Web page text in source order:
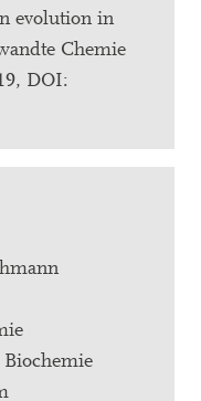
evolution in
Chemie
DOI: